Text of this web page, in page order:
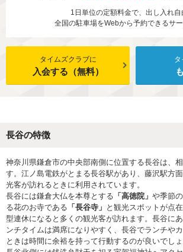
1日単位の定額料金で、出し入れ自
全国の駐車場をWebから予約できるサ
タイムズクラブに
入会する（無料）
タ
長谷の特徴
神奈川県鎌倉市の中央部南側に位置する長谷は、
す。江ノ島電鉄がとまる長谷駅があり、藤沢駅方
光客が訪れるときに利用されています。
長谷には鎌倉大仏を本尊とする 「高徳院」 や季節
る花のお寺である 「長谷寺」 と観光スポットが点
型連休になると多くの観光客が訪れます。長谷に
ンチタイムは満席になりやすく、長谷でランチや
ときは時間に余裕を持って行動するのが良いでしょ